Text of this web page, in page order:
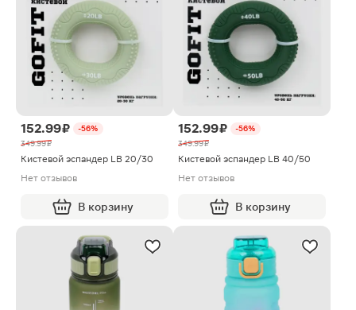
152.99 ₽
-56%
349.99 ₽
Кистевой эспандер LB 20/30
Нет отзывов
В корзину
152.99 ₽
-56%
349.99 ₽
Кистевой эспандер LB 40/50
Нет отзывов
В корзину